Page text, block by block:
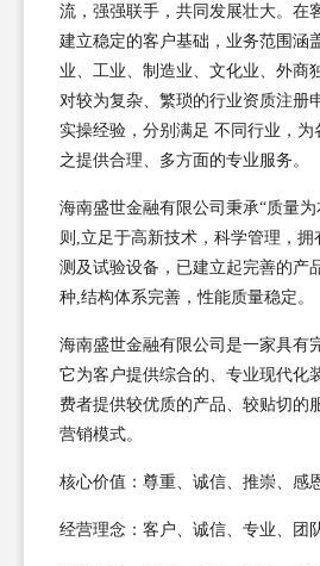
流，强强联手，共同发展壮大。在
建立稳定的客户基础，业务范围涵
业、工业、制造业、文化业、外商
对较为复杂、繁琐的行业资质注册
实操经验，分别满足 不同行业，为
之提供合理、多方面的专业服务。
海南盛世金融有限公司秉承“质量
则,立足于高新技术，科学管理，拥
测及试验设备，已建立起完善的产
种,结构体系完善，性能质量稳定。
海南盛世金融有限公司是一家具有
它为客户提供综合的、专业现代化
费者提供较优质的产品、较贴切的
营销模式。
核心价值：尊重、诚信、推崇、感
经营理念：客户、诚信、专业、团